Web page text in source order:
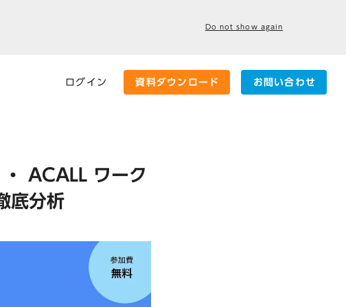
ログイン 資料ダウンロード お問い合わせ
Do not show again
ACALL ワーク
底分析